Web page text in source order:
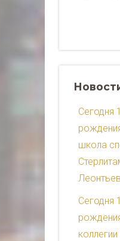
Сегодня
школа
Леонтьев
Сегодня